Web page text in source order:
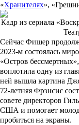
«Хранителях»,
Кадр из сериала
Сейчас Фишер
2023-м состоялась
«Остров
воплотила одну из
ней вышла картина
72-летняя Фрэнсис
совете директоров
США и помогает
пробиться на экраны.